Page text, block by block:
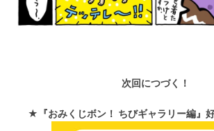
次回につづく！
★『おみくじボン！ ちびギャラリー編』